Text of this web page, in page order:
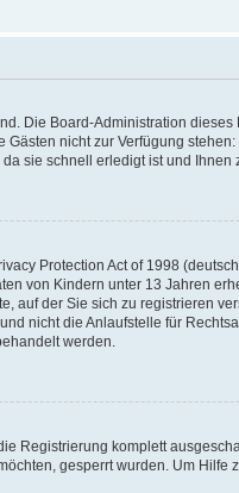
Die Board-Administration
nicht zur Verfügung
sie schnell erledigt ist und Ihnen
Protection Act of 1998
von Kindern unter 13 Jahren
auf der Sie sich zu registrieren
nicht die Anlaufstelle für
werden.
Registrierung komplett
gesperrt wurden. Um Hilfe